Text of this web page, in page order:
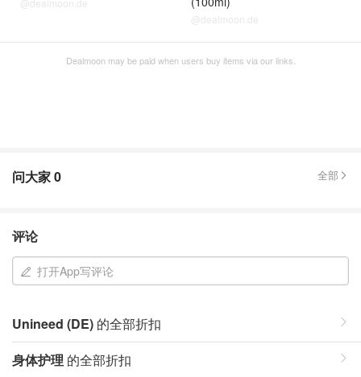
@dealmoon.de
@dealmoon.de
Dealmoon may be paid when users buy items via our links.
问大家0 全部
评论
打开App写评论
Unineed (DE) 的全部折扣
身体护理 的全部折扣